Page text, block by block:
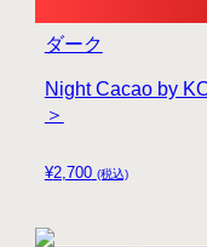
¥2,700 (税込)
Night Cacao by
＞
ダーク